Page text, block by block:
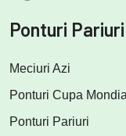
Ponturi Pariuri
Meciuri Azi
Ponturi Cupa
Ponturi Pariuri